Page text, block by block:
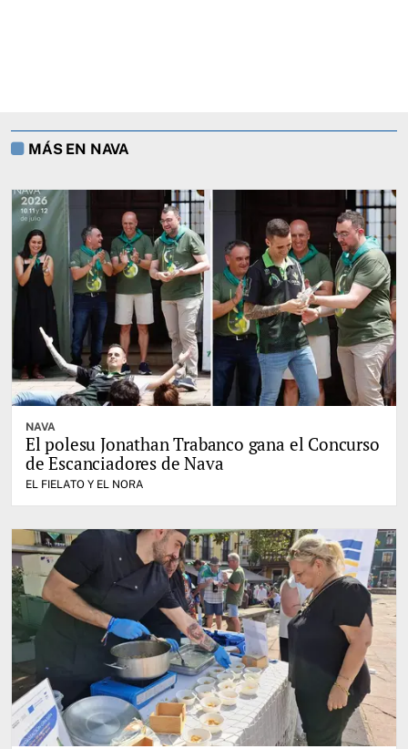
MÁS EN NAVA
NAVA
El polesu Jonathan Trabanco gana el Concurso
de Escanciadores de Nava
EL FIELATO Y EL NORA